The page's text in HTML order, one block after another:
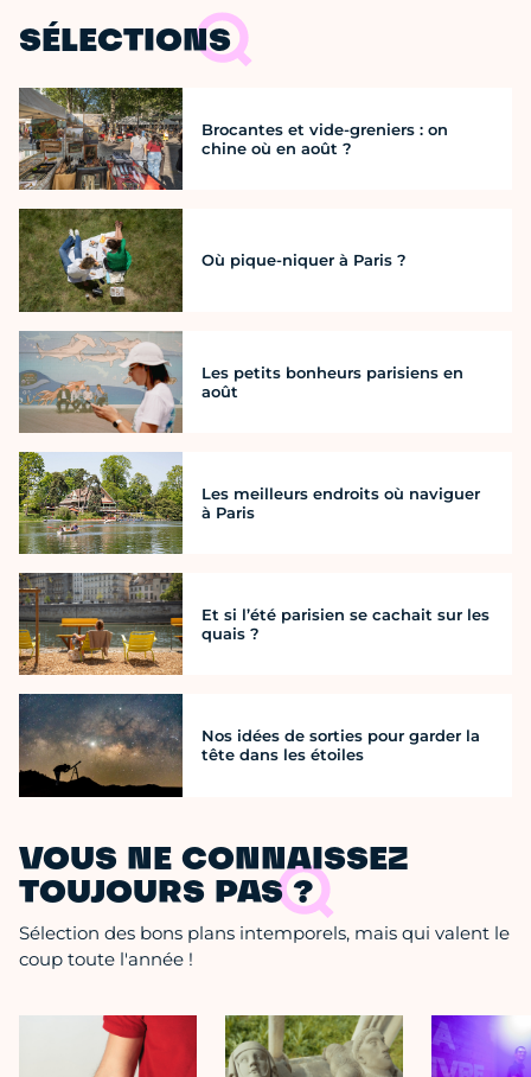
SÉLECTIONS
Brocantes et vide-greniers : on
chine où en août ?
Où pique-niquer à Paris ?
Les petits bonheurs parisiens en
août
Les meilleurs endroits où naviguer
à Paris
Et si l’été parisien se cachait sur les
quais ?
Nos idées de sorties pour garder la
tête dans les étoiles
VOUS NE CONNAISSEZ
TOUJOURS PAS ?
Sélection des bons plans intemporels, mais qui valent le
coup toute l'année !